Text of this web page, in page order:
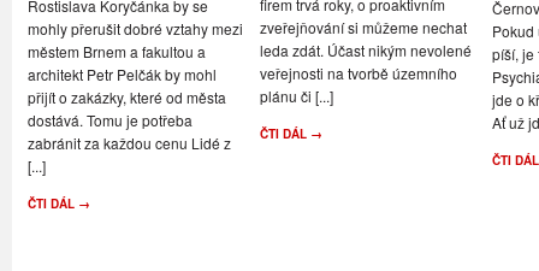
Rostislava Koryčánka by se
mohly přerušit dobré vztahy mezi
městem Brnem a fakultou a
architekt Petr Pelčák by mohl
přijít o zakázky, které od města
dostává. Tomu je potřeba
zabránit za každou cenu Lidé z
[...]
ČTI DÁL →
zveřejňování si můžeme nechat
leda zdát. Účast nikým nevolené
veřejnosti na tvorbě územního
plánu či [...]
ČTI DÁL →
Pokud
píší, je
jde o
Ať už
ČTI